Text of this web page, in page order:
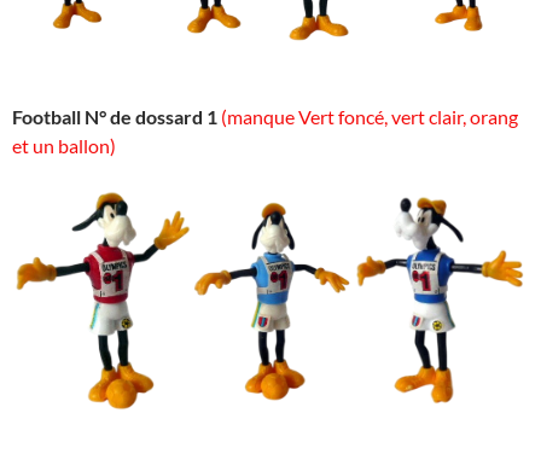
Football N° de dossard 1 (manque Vert foncé, vert clair, orang
et un ballon)